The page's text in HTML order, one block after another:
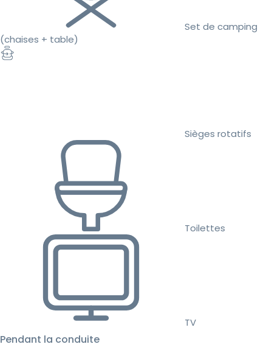
Set de camping
(chaises + table)
Sièges rotatifs
Toilettes
TV
Pendant la conduite